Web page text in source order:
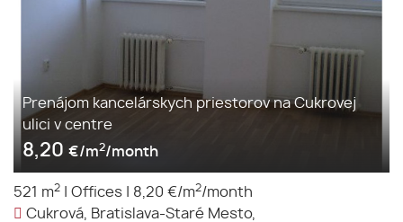
Prenájom kancelárskych priestorov na Cukrovej
ulici v centre
8,20 €/m2/month
521 m2 Offices 8,20 €/m2/month
Cukrová, Bratislava-Staré Mesto,